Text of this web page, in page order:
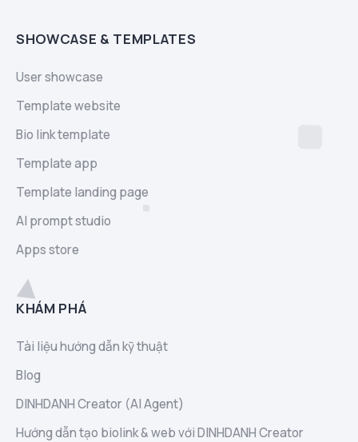
SHOWCASE & TEMPLATES
User showcase
Template website
Bio link template
Template app
Template landing page
AI prompt studio
Apps store
KHÁM PHÁ
Tài liệu hướng dẫn kỹ thuật
Blog
DINHDANH Creator (AI Agent)
Hướng dẫn tạo biolink & web với DINHDANH Creator